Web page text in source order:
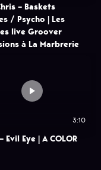
– Baskets
/ Psycho | Les
live Groover
à La Marbrerie
3:10
Evil Eye | A COLOR